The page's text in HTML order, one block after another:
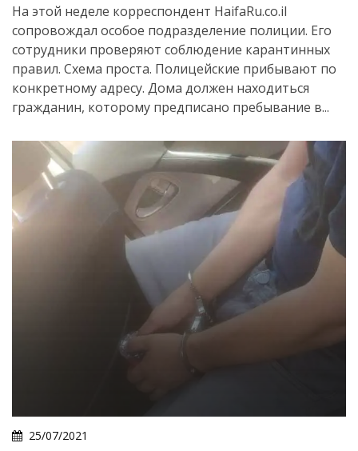
На этой неделе корреспондент HaifaRu.co.il
сопровождал особое подразделение полиции. Его
сотрудники проверяют соблюдение карантинных
правил. Схема проста. Полицейские прибывают по
конкретному адресу. Дома должен находиться
гражданин, которому предписано пребывание в...
25/07/2021